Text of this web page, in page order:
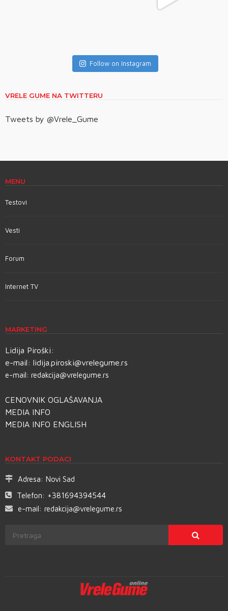
Follow on Instagram
VRELE GUME NA TWITTERU
Tweets by @Vrele_Gume
MENU
Testovi
Vesti
Forum
Internet TV
MARKETING
Lidija Piroški:
e-mail: lidija.piroski@vrelegume.rs
e-mail: redakcija@vrelegume.rs
CENOVNIK OGLAŠAVANJA
MEDIA INFO
MEDIA INFO ENGLISH
KONTAKT PODACI
Adresa: Novi Sad
Telefon: +381694394544
e-mail: redakcija@vrelegume.rs